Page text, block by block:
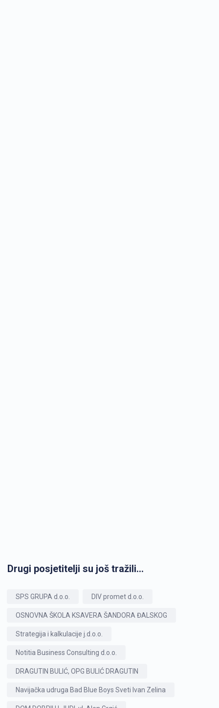
Drugi posjetitelji su još tražili...
SPS GRUPA d.o.o. DIV promet d.o.o.
OSNOVNA ŠKOLA KSAVERA ŠANDORA ĐALSKOG
Strategija i kalkulacije j.d.o.o.
Notitia Business Consulting d.o.o.
DRAGUTIN BULIĆ, OPG BULIĆ DRAGUTIN
Navijačka udruga Bad Blue Boys Sveti Ivan Zelina